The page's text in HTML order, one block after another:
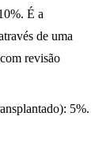
É a
de uma
revisão
5%.